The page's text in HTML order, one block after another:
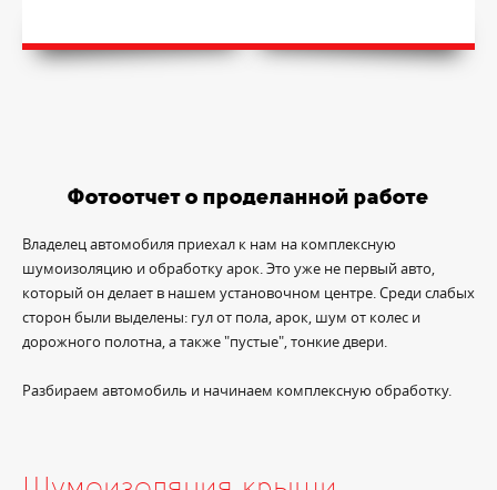
Фотоотчет о проделанной работе
Владелец автомобиля приехал к нам на комплексную
шумоизоляцию и обработку арок. Это уже не первый авто,
который он делает в нашем установочном центре. Среди слабых
сторон были выделены: гул от пола, арок, шум от колес и
дорожного полотна, а также "пустые", тонкие двери.
Разбираем автомобиль и начинаем комплексную обработку.